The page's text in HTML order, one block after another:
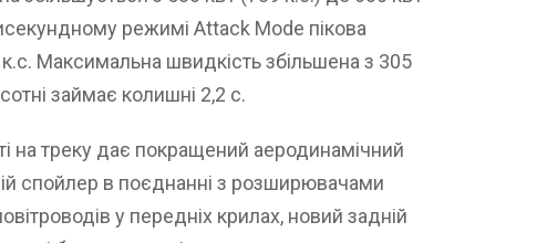
режимі Attack Mode пікова
Максимальна швидкість збільшена з 305
займає колишні 2,2 с.
на треку дає покращений аеродинамічний
спойлер в поєднанні з розширювачами
у передніх крилах, новий задній